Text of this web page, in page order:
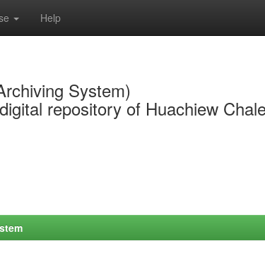
Help
System)
repository of Huachiew